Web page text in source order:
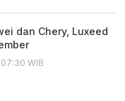
dan Chery, Luxeed
WIB